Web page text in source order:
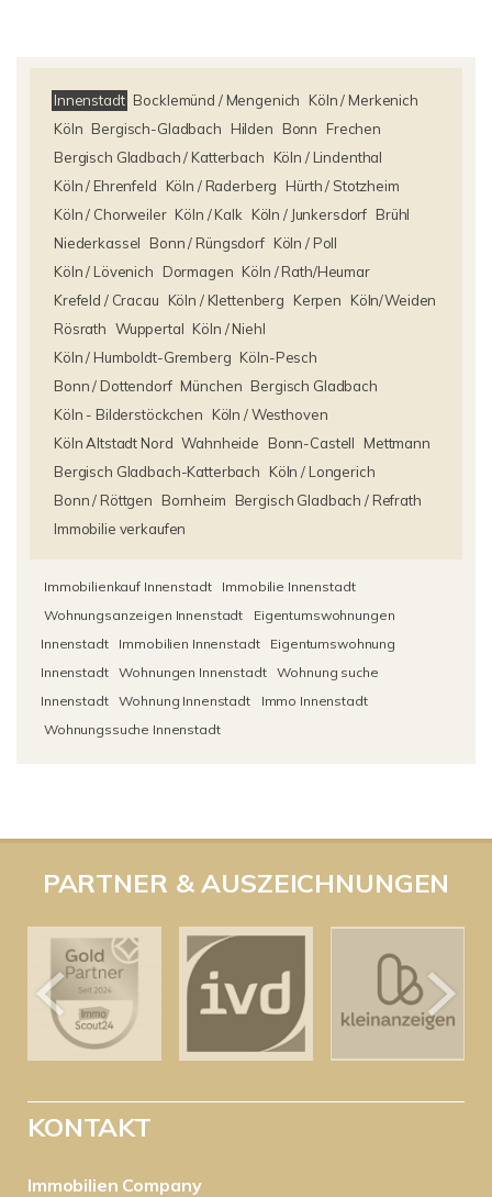
Innenstadt Bocklemünd / Mengenich
Köln / Merkenich
Köln Bergisch-Gladbach Hilden Bonn
Frechen
Bergisch Gladbach / Katterbach
Köln / Lindenthal
Köln / Ehrenfeld
Köln / Raderberg
Hürth / Stotzheim
Köln / Chorweiler Köln / Kalk Köln / Junkersdorf Brühl
Niederkassel
Bonn / Rüngsdorf Köln / Poll
Köln / Lövenich
Dormagen Köln / Rath/Heumar
Krefeld / Cracau
Köln / Klettenberg Kerpen
Köln/Weiden
Rösrath Wuppertal Köln / Niehl
Köln / Humboldt-Gremberg Köln-Pesch
Bonn / Dottendorf München Bergisch Gladbach
Köln - Bilderstöckchen
Köln / Westhoven
Köln Altstadt Nord Wahnheide Bonn-Castell
Mettmann
Bergisch Gladbach-Katterbach
Köln / Longerich
Bonn / Röttgen
Bornheim
Bergisch Gladbach / Refrath
Immobilie verkaufen
Immobilienkauf Innenstadt
Immobilie Innenstadt
Wohnungsanzeigen Innenstadt
Eigentumswohnungen
Innenstadt
Immobilien Innenstadt
Eigentumswohnung
Innenstadt
Wohnungen Innenstadt
Wohnung suche
Innenstadt
Wohnung Innenstadt
Immo Innenstadt
Wohnungssuche Innenstadt
PARTNER & AUSZEICHNUNGEN
KONTAKT
Immobilien Company